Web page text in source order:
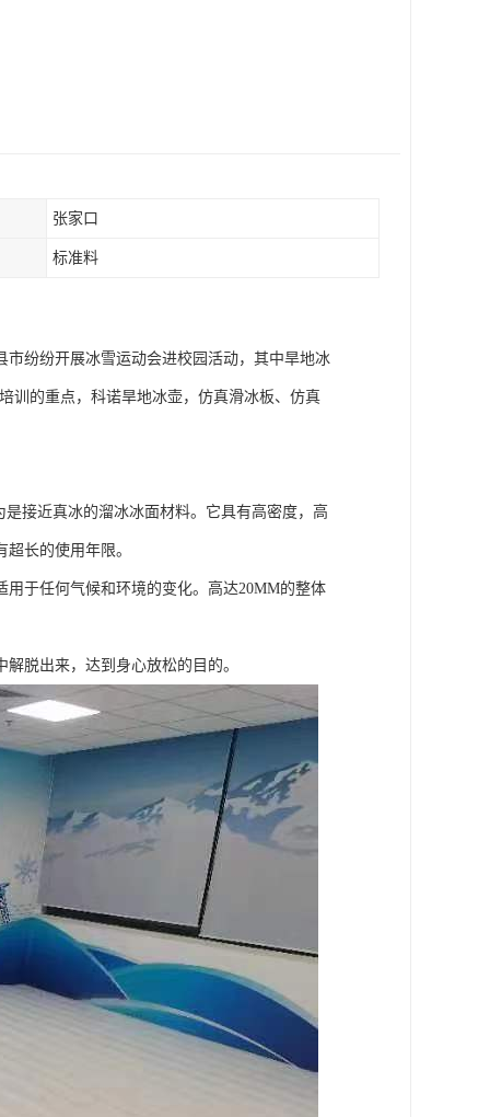
张家口
标准料
纷纷开展冰雪运动会进校园活动，其中旱地冰
训的重点，科诺旱地冰壶，仿真滑冰板、仿真
接近真冰的溜冰冰面材料。它具有高密度，高
长的使用年限。
于任何气候和环境的变化。高达20MM的整体
脱出来，达到身心放松的目的。